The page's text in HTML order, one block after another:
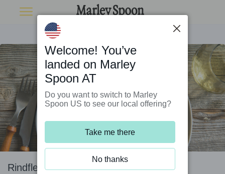
Rindfleischbällchen schwedische Art
Welcome! You’ve
landed on Marley
Spoon AT
Do you want to switch to Marley
Spoon US to see our local offering?
Take me there
No thanks